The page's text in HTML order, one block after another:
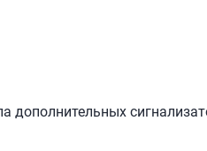
дополнительных